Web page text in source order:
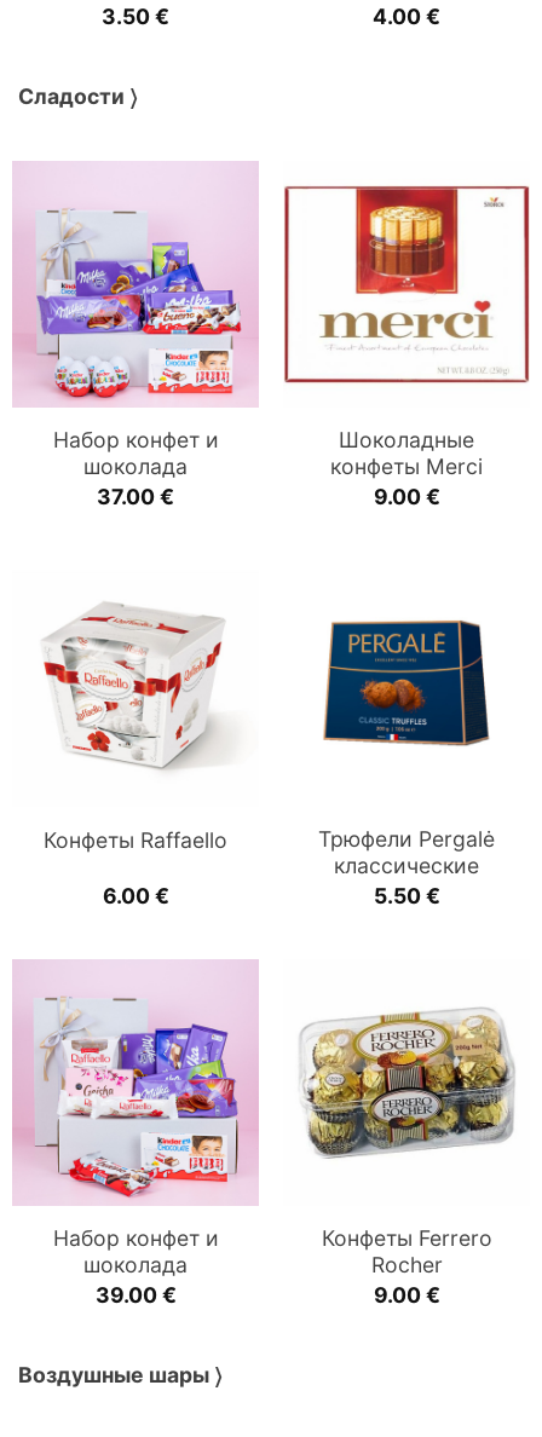
3.50€ 4.00€
Сладости 〉
Набор конфет и
шоколада
37.00€
Шоколадные
конфеты Merci
9.00€
Конфеты Raffaello
6.00€
Трюфели Pergalė
классические
5.50€
Набор конфет и
шоколада
39.00€
Конфеты Ferrero
Rocher
9.00€
Воздушные шары 〉